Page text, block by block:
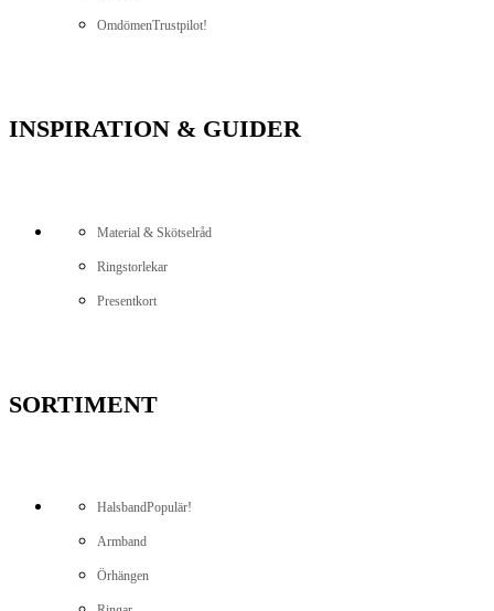
OmdömenTrustpilot!
INSPIRATION & GUIDER
Material & Skötselråd
Ringstorlekar
Presentkort
SORTIMENT
HalsbandPopulär!
Armband
Örhängen